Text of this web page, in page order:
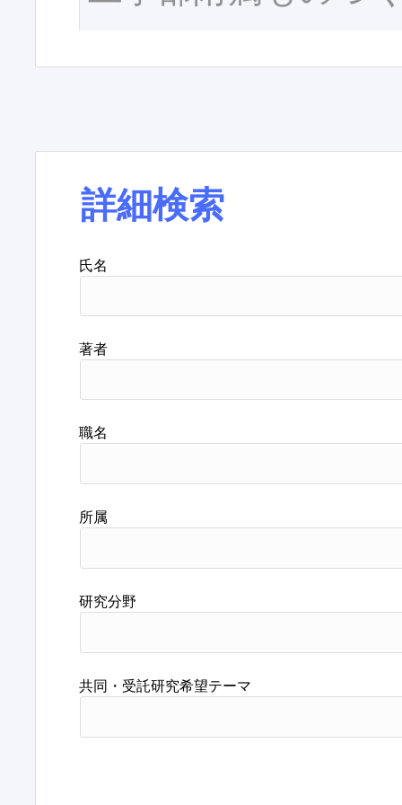
詳細検索
氏名
著者
職名
所属
研究分野
共同・受託研究希望テーマ